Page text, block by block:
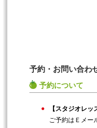
予約・お問い合わ
予約について
【スタジオレッ
ご予約はＥメー